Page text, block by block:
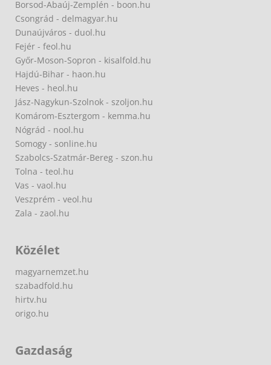
Borsod-Abaúj-Zemplén - boon.hu
Csongrád - delmagyar.hu
Dunaújváros - duol.hu
Fejér - feol.hu
Győr-Moson-Sopron - kisalfold.hu
Hajdú-Bihar - haon.hu
Heves - heol.hu
Jász-Nagykun-Szolnok - szoljon.hu
Komárom-Esztergom - kemma.hu
Nógrád - nool.hu
Somogy - sonline.hu
Szabolcs-Szatmár-Bereg - szon.hu
Tolna - teol.hu
Vas - vaol.hu
Veszprém - veol.hu
Zala - zaol.hu
Közélet
magyarnemzet.hu
szabadfold.hu
hirtv.hu
origo.hu
Gazdaság